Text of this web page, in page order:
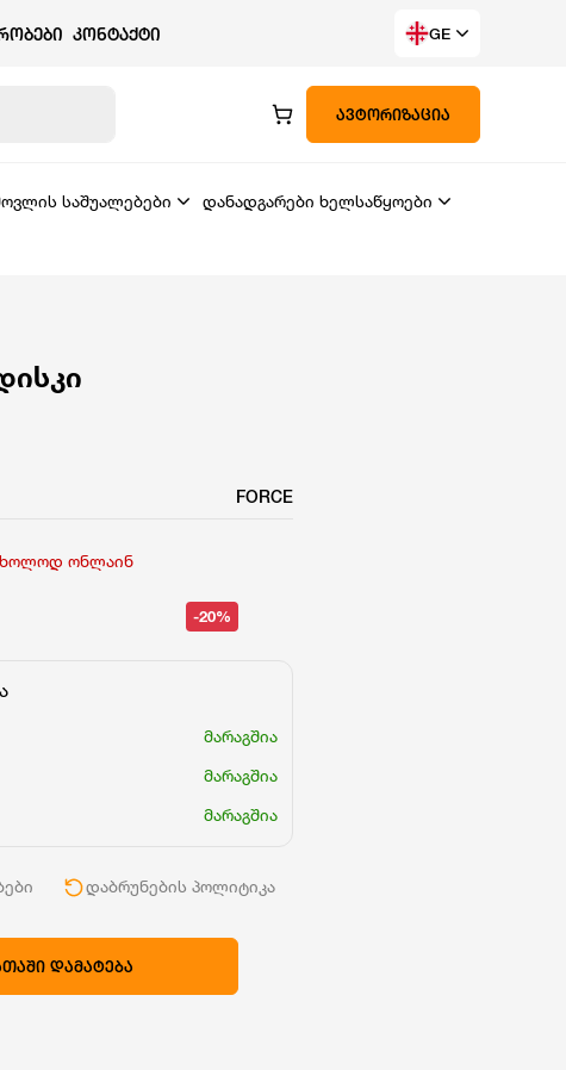
ᲙᲝᲜᲢᲐᲥᲢᲘ GE
ᲐᲕᲢᲝᲠᲘᲖᲐᲪᲘᲐ
საშუალებები
დანადგარები ხელსაწყოები
FORCE
ონლაინ
-20%
მარაგშია
მარაგშია
მარაგშია
დაბრუნების პოლიტიკა
ᲓᲐᲛᲐᲢᲔᲑᲐ